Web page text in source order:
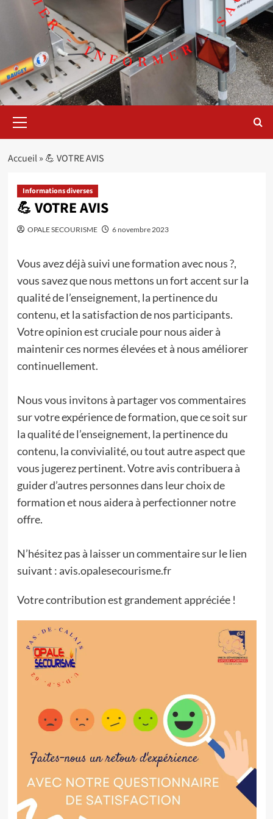
principal
Accueil» 💪 VOTRE AVIS
Informations diverses
💪 VOTRE AVIS
OPALE SECOURISME 6 novembre 2023
Vous avez déjà suivi une formation avec nous ?,
vous savez que nous mettons un fort accent sur la
qualité de l’enseignement, la pertinence du
contenu, et la satisfaction de nos participants.
Votre opinion est cruciale pour nous aider à
maintenir ces normes élevées et à nous améliorer
continuellement.
Nous vous invitons à partager vos commentaires
sur votre expérience de formation, que ce soit sur
la qualité de l’enseignement, la pertinence du
contenu, la convivialité, ou tout autre aspect que
vous jugerez pertinent. Votre avis contribuera à
guider d’autres personnes dans leur choix de
formation et nous aidera à perfectionner notre
offre.
N’hésitez pas à laisser un commentaire sur le lien
suivant :avis.opalesecourisme.fr
Votre contribution est grandement appréciée !